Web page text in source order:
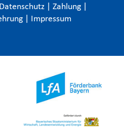
Datenschutz Zahlung
Impressum